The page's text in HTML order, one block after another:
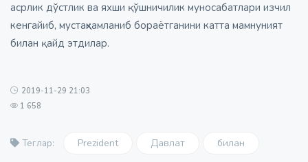
асрлик дўстлик ва яхши қўшничилик муносабатлари изчил
кенгайиб, мустаҳкамланиб бораётганини катта мамнуният
билан қайд этдилар.
2019-11-29 21:03
1 658
Теглар: Prezident Давлат билан